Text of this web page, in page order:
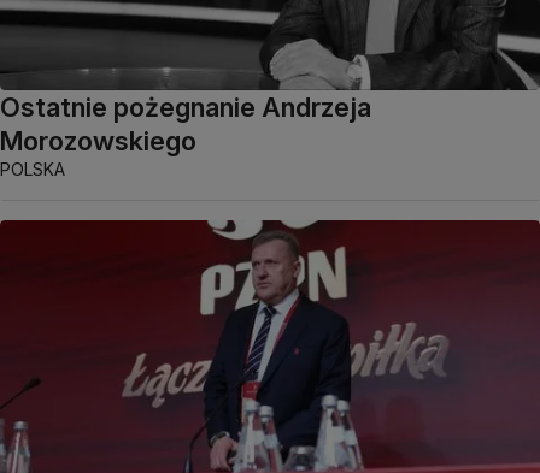
Ostatnie pożegnanie Andrzeja
Morozowskiego
POLSKA